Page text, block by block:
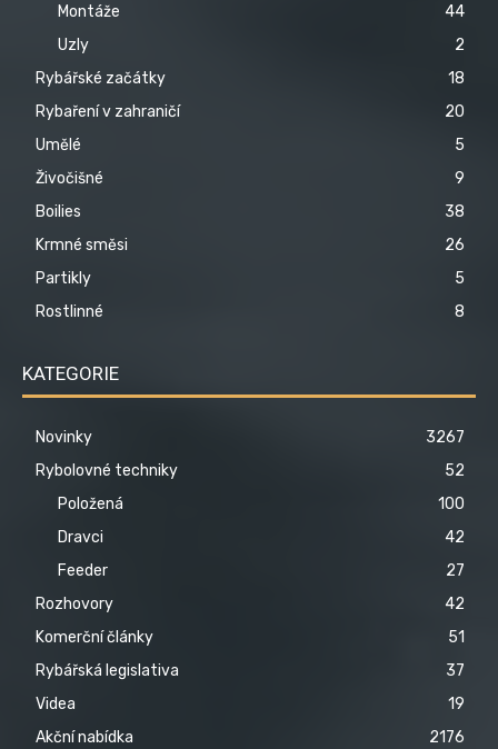
Montáže
44
Uzly
2
Rybářské začátky
18
Rybaření v zahraničí
20
Umělé
5
Živočišné
9
Boilies
38
Krmné směsi
26
Partikly
5
Rostlinné
8
KATEGORIE
Novinky
3267
Rybolovné techniky
52
Položená
100
Dravci
42
Feeder
27
Rozhovory
42
Komerční články
51
Rybářská legislativa
37
Videa
19
Akční nabídka
2176